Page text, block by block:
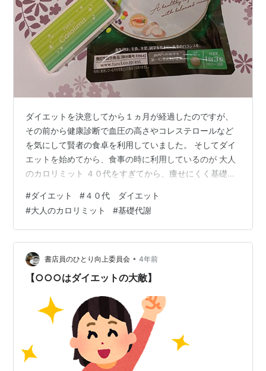
ダイエットを決意してから１ヵ月が経過したのですが、
その前から健康診断で血圧の高さやコレステロールなど
を気にして賢者の食卓を利用していました。 そしてダイ
エットを始めてから、食事の時に利用しているのが 大人
のカロリミット ４０代をすぎてから、痩せにくく基礎代
せるのもとても大変なのですが、リバウンドするのはあ
っと言う間 食事の量を減らしても痩せにくくなってきま
した。 そこで脂肪の代謝を助けて、消費しやすくなると
いう 大人のカロリミットを昼食やスイーツを食べる時に
飲んでいます。 携帯用には１回分を入れて持ち歩き、外
出先でも飲めるようにしています。 …
#ダイエット #４０代 ダイエット
#大人のカロリミット #基礎代謝
書店員のひとり向上委員会 • 4年前
【○○○はダイエットの大敵】